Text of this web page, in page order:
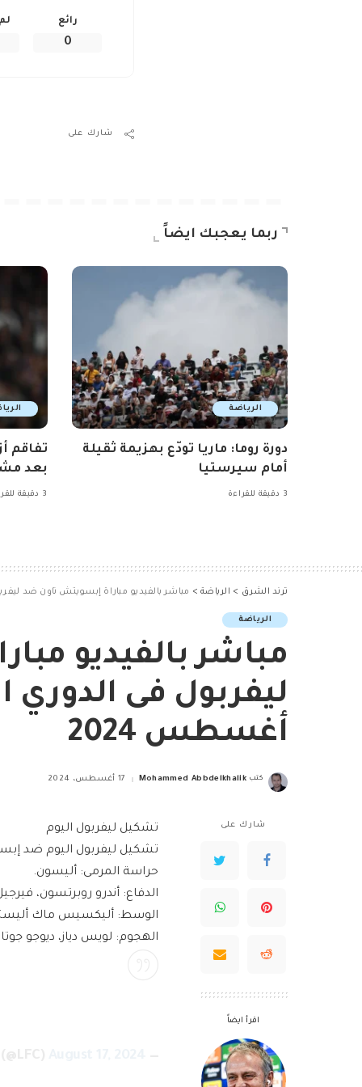
رائع
0
شارك على
ربما يعجبك ايضاً
الرياضة
دورة روما: ماريا تودّع بهزيمة ثقيلة
أمام سيرستيا
3 دقيقة للقراءة
تفاقم
بعد
3 دقيقة للقراءة
ترند الشرق > الرياضة> مباشر بالفيديو مباراة إبسويتش تاون ضد ليفربول فى
الرياضة
مباشر بالفيديو
أغسطس 2024
Posted
كتب Mohammed Abbdelkhalik 17 أغسطس، 2024
شارك على
اقرأ ايضاً
تشكيل ليفربول اليوم
تشكيل ليفربول اليوم ضد
حراسة المرمى: أليسون.
الدفاع: أندرو روبرتسون،
الوسط: أليكسيس ماك
الهجوم: لويس دياز، ديوجو